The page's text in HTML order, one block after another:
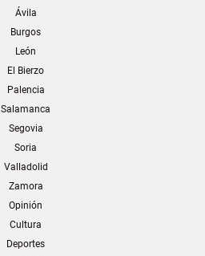
Ávila
Burgos
León
El Bierzo
Palencia
Salamanca
Segovia
Soria
Valladolid
Zamora
Opinión
Cultura
Deportes